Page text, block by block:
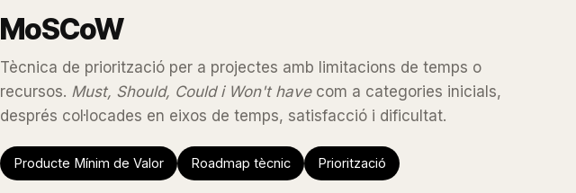
MoSCoW
Tècnica de priorització per a projectes amb limitacions de temps o
recursos. Must, Should, Could i Won't havecom a categories inicials,
després col·locades en eixos de temps, satisfacció i dificultat.
Producte Mínim de Valor Roadmap tècnic Priorització